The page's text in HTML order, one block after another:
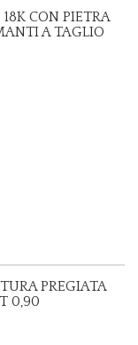
CON PIETRA
A TAGLIO
PREGIATA
0,90